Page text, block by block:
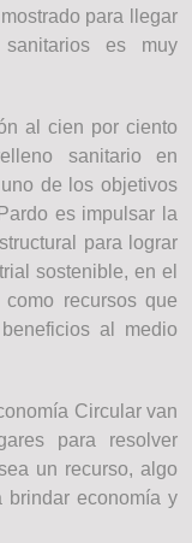
para llegar
es muy
al cien por ciento
sanitario en
de los objetivos
es impulsar la
para lograr
sostenible, en el
recursos que
al medio
Circular van
para resolver
un recurso, algo
brindar economía y